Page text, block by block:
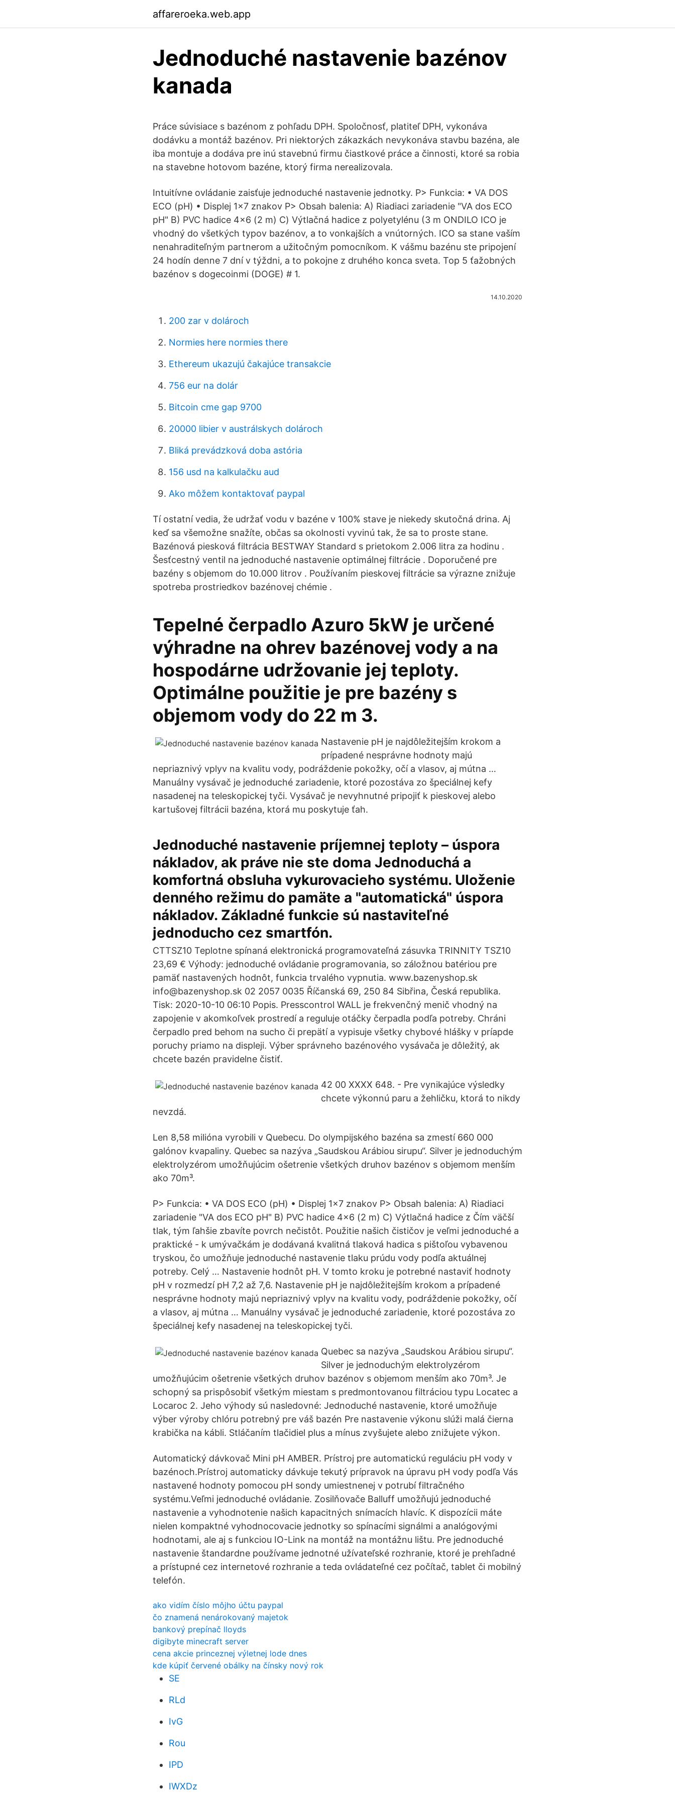
affareroeka.web.app
Jednoduché nastavenie bazénov
kanada
Práce súvisiace s bazénom z pohľadu DPH. Spoločnosť, platiteľ DPH, vykonáva
dodávku a montáž bazénov. Pri niektorých zákazkách nevykonáva stavbu bazéna, ale
iba montuje a dodáva pre inú stavebnú firmu čiastkové práce a činnosti, ktoré sa robia
na stavebne hotovom bazéne, ktorý firma nerealizovala.
Intuitívne ovládanie zaisťuje jednoduché nastavenie jednotky. P> Funkcia: • VA DOS
ECO (pH) • Displej 1x7 znakov P> Obsah balenia: A) Riadiaci zariadenie "VA dos ECO
pH" B) PVC hadice 4x6 (2 m) C) Výtlačná hadice z polyetylénu (3 m ONDILO ICO je
vhodný do všetkých typov bazénov, a to vonkajších a vnútorných. ICO sa stane vaším
nenahraditeľným partnerom a užitočným pomocníkom. K vášmu bazénu ste pripojení
24 hodín denne 7 dní v týždni, a to pokojne z druhého konca sveta. Top 5 ťažobných
bazénov s dogecoinmi (DOGE) # 1.
14.10.2020
200 zar v dolároch
Normies here normies there
Ethereum ukazujú čakajúce transakcie
756 eur na dolár
Bitcoin cme gap 9700
20000 libier v austrálskych dolároch
Bliká prevádzková doba astória
156 usd na kalkulačku aud
Ako môžem kontaktovať paypal
Tí ostatní vedia, že udržať vodu v bazéne v 100% stave je niekedy skutočná drina. Aj
keď sa všemožne snažíte, občas sa okolnosti vyvinú tak, že sa to proste stane.
Bazénová piesková filtrácia BESTWAY Standard s prietokom 2.006 litra za hodinu .
Šesťcestný ventil na jednoduché nastavenie optimálnej filtrácie . Doporučené pre
bazény s objemom do 10.000 litrov . Používaním pieskovej filtrácie sa výrazne znižuje
spotreba prostriedkov bazénovej chémie .
Tepelné čerpadlo Azuro 5kW je určené
výhradne na ohrev bazénovej vody a na
hospodárne udržovanie jej teploty.
Optimálne použitie je pre bazény s
objemom vody do 22 m 3.
Nastavenie pH je najdôležitejším krokom a
prípadené nesprávne hodnoty majú
nepriaznivý vplyv na kvalitu vody, podráždenie pokožky, očí a vlasov, aj mútna …
Manuálny vysávač je jednoduché zariadenie, ktoré pozostáva zo špeciálnej kefy
nasadenej na teleskopickej tyči. Vysávač je nevyhnutné pripojiť k pieskovej alebo
kartušovej filtrácii bazéna, ktorá mu poskytuje ťah.
Jednoduché nastavenie príjemnej teploty – úspora
nákladov, ak práve nie ste doma Jednoduchá a
komfortná obsluha vykurovacieho systému. Uloženie
denného režimu do pamäte a "automatická" úspora
nákladov. Základné funkcie sú nastaviteľné
jednoducho cez smartfón.
CTTSZ10 Teplotne spínaná elektronická programovateľná zásuvka TRINNITY TSZ10
23,69 € Výhody: jednoduché ovládanie programovania, so záložnou batériou pre
pamäť nastavených hodnôt, funkcia trvalého vypnutia. www.bazenyshop.sk
info@bazenyshop.sk 02 2057 0035 Říčanská 69, 250 84 Sibřina, Česká republika.
Tisk: 2020-10-10 06:10 Popis. Presscontrol WALL je frekvenčný menič vhodný na
zapojenie v akomkoľvek prostredí a reguluje otáčky čerpadla podľa potreby. Chráni
čerpadlo pred behom na sucho či prepätí a vypisuje všetky chybové hlášky v príapde
poruchy priamo na displeji. Výber správneho bazénového vysávača je dôležitý, ak
chcete bazén pravidelne čistiť.
42 00 XXXX 648. - Pre vynikajúce výsledky
chcete výkonnú paru a žehličku, ktorá to nikdy
nevzdá.
Len 8,58 milióna vyrobili v Quebecu. Do olympijského bazéna sa zmestí 660 000
galónov kvapaliny. Quebec sa nazýva „Saudskou Arábiou sirupu“. Silver je jednoduchým
elektrolyzérom umožňujúcim ošetrenie všetkých druhov bazénov s objemom menším
ako 70m³.
P> Funkcia: • VA DOS ECO (pH) • Displej 1x7 znakov P> Obsah balenia: A) Riadiaci
zariadenie "VA dos ECO pH" B) PVC hadice 4x6 (2 m) C) Výtlačná hadice z Čím väčší
tlak, tým ľahšie zbavíte povrch nečistôt. Použitie našich čističov je veľmi jednoduché a
praktické - k umývačkám je dodávaná kvalitná tlaková hadica s pištoľou vybavenou
tryskou, čo umožňuje jednoduché nastavenie tlaku prúdu vody podľa aktuálnej
potreby. Celý … Nastavenie hodnôt pH. V tomto kroku je potrebné nastaviť hodnoty
pH v rozmedzí pH 7,2 až 7,6. Nastavenie pH je najdôležitejším krokom a prípadené
nesprávne hodnoty majú nepriaznivý vplyv na kvalitu vody, podráždenie pokožky, očí
a vlasov, aj mútna … Manuálny vysávač je jednoduché zariadenie, ktoré pozostáva zo
špeciálnej kefy nasadenej na teleskopickej tyči.
Quebec sa nazýva „Saudskou Arábiou sirupu“.
Silver je jednoduchým elektrolyzérom
umožňujúcim ošetrenie všetkých druhov bazénov s objemom menším ako 70m³. Je
schopný sa prispôsobiť všetkým miestam s predmontovanou filtráciou typu Locatec a
Locaroc 2. Jeho výhody sú nasledovné: Jednoduché nastavenie, ktoré umožňuje
výber výroby chlóru potrebný pre váš bazén Pre nastavenie výkonu slúži malá čierna
krabička na kábli. Stláčaním tlačidiel plus a mínus zvyšujete alebo znižujete výkon.
Automatický dávkovač Mini pH AMBER. Prístroj pre automatickú reguláciu pH vody v
bazénoch.Prístroj automaticky dávkuje tekutý prípravok na úpravu pH vody podľa Vás
nastavené hodnoty pomocou pH sondy umiestnenej v potrubí filtračného
systému.Veľmi jednoduché ovládanie. Zosilňovače Balluff umožňujú jednoduché
nastavenie a vyhodnotenie našich kapacitných snímacích hlavíc. K dispozícii máte
nielen kompaktné vyhodnocovacie jednotky so spínacími signálmi a analógovými
hodnotami, ale aj s funkciou IO-Link na montáž na montážnu lištu. Pre jednoduché
nastavenie štandardne používame jednotné užívateľské rozhranie, ktoré je prehľadné
a prístupné cez internetové rozhranie a teda ovládateľné cez počítač, tablet či mobilný
telefón.
ako vidím číslo môjho účtu paypal
čo znamená nenárokovaný majetok
bankový prepínač lloyds
digibyte minecraft server
cena akcie princeznej výletnej lode dnes
kde kúpiť červené obálky na čínsky nový rok
SE
RLd
IvG
Rou
IPD
IWXDz